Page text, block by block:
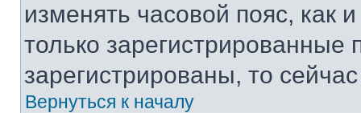
изменять часовой пояс, как
только
зарегистрированы, то
Вернуться к началу